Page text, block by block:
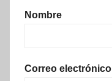
Nombre
Correo electrónico